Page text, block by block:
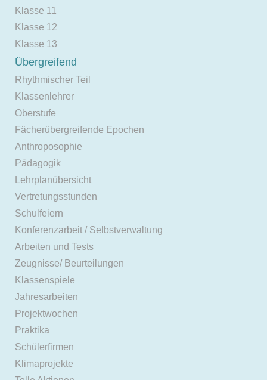
Klasse 11
Klasse 12
Klasse 13
Übergreifend
Rhythmischer Teil
Klassenlehrer
Oberstufe
Fächerübergreifende Epochen
Anthroposophie
Pädagogik
Lehrplanübersicht
Vertretungsstunden
Schulfeiern
Konferenzarbeit / Selbstverwaltung
Arbeiten und Tests
Zeugnisse/ Beurteilungen
Klassenspiele
Jahresarbeiten
Projektwochen
Praktika
Schülerfirmen
Klimaprojekte